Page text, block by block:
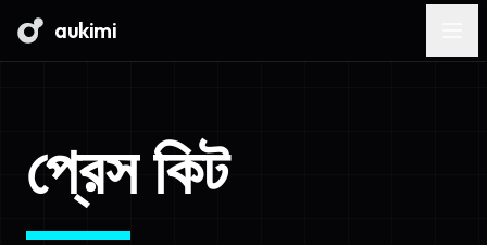
aukimi
প্রেস কিট